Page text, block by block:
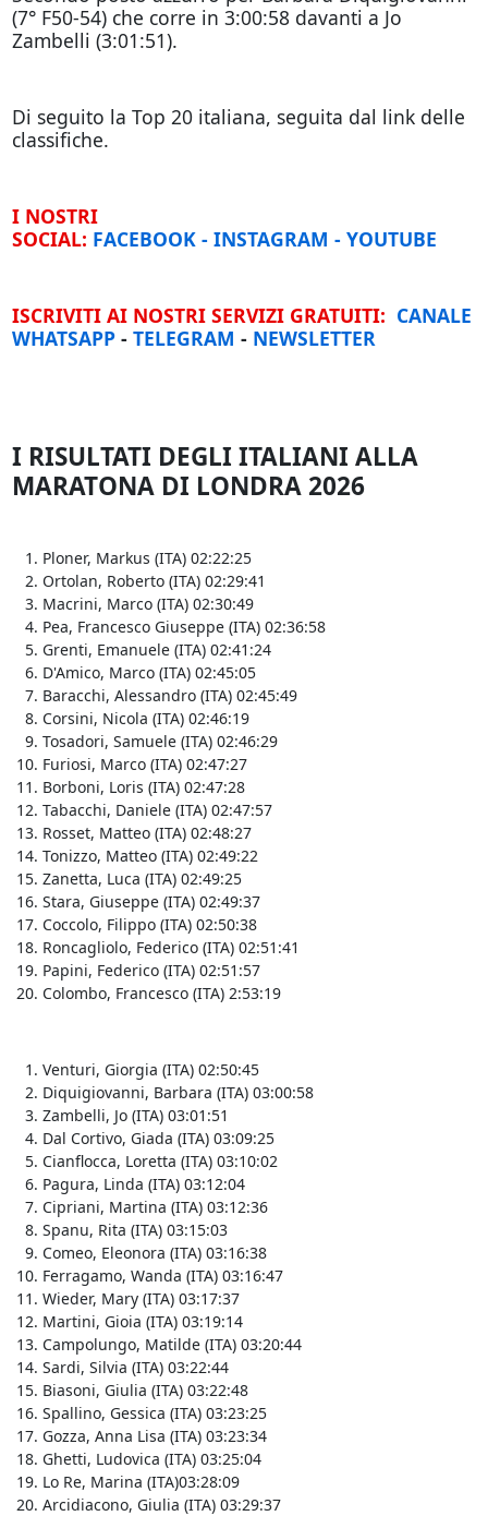
(7° F50-54) che corre in 3:00:58 davanti a Jo
Zambelli (3:01:51).
Di seguito la Top 20 italiana, seguita dal link delle
classifiche.
I NOSTRI
SOCIAL: FACEBOOK- INSTAGRAM - YOUTUBE
ISCRIVITI AI NOSTRI SERVIZI GRATUITI: CANALE
WHATSAPP- TELEGRAM - NEWSLETTER
I RISULTATI DEGLI ITALIANI ALLA
MARATONA DI LONDRA 2026
Ploner, Markus (ITA) 02:22:25
Ortolan, Roberto (ITA) 02:29:41
Macrini, Marco (ITA) 02:30:49
Pea, Francesco Giuseppe (ITA) 02:36:58
Grenti, Emanuele (ITA) 02:41:24
D'Amico, Marco (ITA) 02:45:05
Baracchi, Alessandro (ITA) 02:45:49
Corsini, Nicola (ITA) 02:46:19
Tosadori, Samuele (ITA) 02:46:29
Furiosi, Marco (ITA) 02:47:27
Borboni, Loris (ITA) 02:47:28
Tabacchi, Daniele (ITA) 02:47:57
Rosset, Matteo (ITA) 02:48:27
Tonizzo, Matteo (ITA) 02:49:22
Zanetta, Luca (ITA) 02:49:25
Stara, Giuseppe (ITA) 02:49:37
Coccolo, Filippo (ITA) 02:50:38
Roncagliolo, Federico (ITA) 02:51:41
Papini, Federico (ITA) 02:51:57
Colombo, Francesco (ITA) 2:53:19
Venturi, Giorgia (ITA) 02:50:45
Diquigiovanni, Barbara (ITA) 03:00:58
Zambelli, Jo (ITA) 03:01:51
Dal Cortivo, Giada (ITA) 03:09:25
Cianflocca, Loretta (ITA) 03:10:02
Pagura, Linda (ITA) 03:12:04
Cipriani, Martina (ITA) 03:12:36
Spanu, Rita (ITA) 03:15:03
Comeo, Eleonora (ITA) 03:16:38
Ferragamo, Wanda (ITA) 03:16:47
Wieder, Mary (ITA) 03:17:37
Martini, Gioia (ITA) 03:19:14
Campolungo, Matilde (ITA) 03:20:44
Sardi, Silvia (ITA) 03:22:44
Biasoni, Giulia (ITA) 03:22:48
Spallino, Gessica (ITA) 03:23:25
Gozza, Anna Lisa (ITA) 03:23:34
Ghetti, Ludovica (ITA) 03:25:04
Lo Re, Marina (ITA)03:28:09
Arcidiacono, Giulia (ITA) 03:29:37